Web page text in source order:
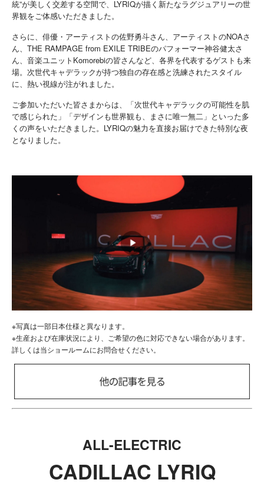
統”が美しく交差する空間で、LYRIQが描く新たなラグジュアリーの世
界観をご体感いただきました。
さらに、俳優・アーティストの佐野勇斗さん、アーティストのNOAさ
ん、THE RAMPAGE from EXILE TRIBEのパフォーマー神谷健太さ
ん、音楽ユニットKomorebiの皆さんなど、各界を代表するゲストも来
場。次世代キャデラックが持つ独自の存在感と洗練されたスタイル
に、熱い視線が注がれました。
ご参加いただいた皆さまからは、「次世代キャデラックの可能性を肌
で感じられた」「デザインも世界観も、まさに唯一無二」といった多
くの声をいただきました。LYRIQの魅力を直接お届けできた特別な夜
となりました。
※写真は一部日本仕様と異なります。
※生産および在庫状況により、ご希望の色に対応できない場合があります。
詳しくは当ショールームにお問合せください。
ALL-ELECTRIC
CADILLAC LYRIQ